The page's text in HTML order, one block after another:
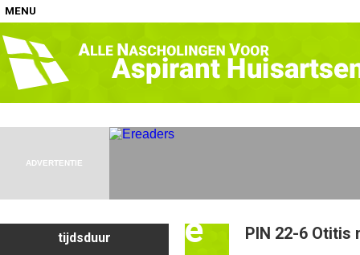
MENU
Home
Nascholingen op locatie (agenda)
Nascholingen online (elearning)
ADVERTENTIE
tijdsduur e PIN 22-6 Otitis